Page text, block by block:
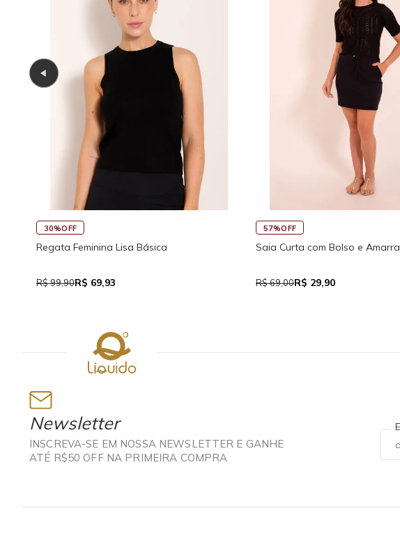
30%OFF
Regata Feminina Lisa Básica
R$ 99,90R$ 69,93
57%OFF
Saia Curta com Bolso e
R$ 69,00R$ 29,90
Newsletter
INSCREVA-SE EM NOSSA NEWSLETTER E GANHE
ATÉ R$50 OFF NA PRIMEIRA COMPRA